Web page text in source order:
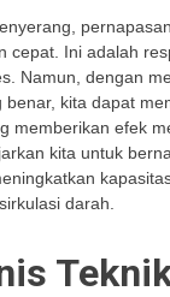
cepat. Ini adalah
Namun, dengan
benar, kita dapat
memberikan efek
kita untuk
darah.